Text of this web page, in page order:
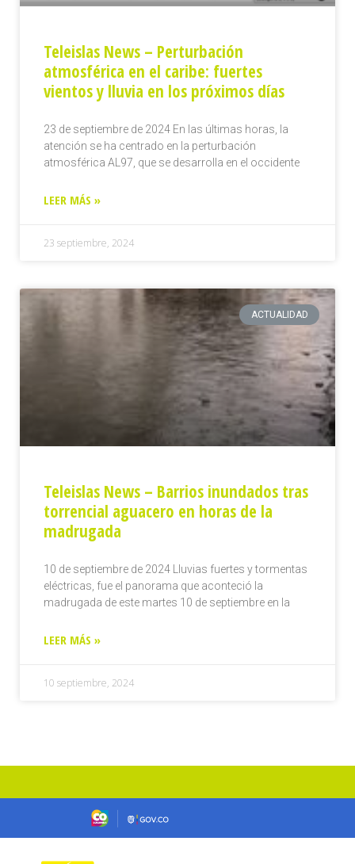
Teleislas News – Perturbación
atmosférica en el caribe: fuertes
vientos y lluvia en los próximos días
23 de septiembre de 2024 En las últimas horas, la
atención se ha centrado en la perturbación
atmosférica AL97, que se desarrolla en el occidente
LEER MÁS »
23 septiembre, 2024
ACTUALIDAD
Teleislas News – Barrios inundados tras
torrencial aguacero en horas de la
madrugada
10 de septiembre de 2024 Lluvias fuertes y tormentas
eléctricas, fue el panorama que aconteció la
madrugada de este martes 10 de septiembre en la
LEER MÁS »
10 septiembre, 2024